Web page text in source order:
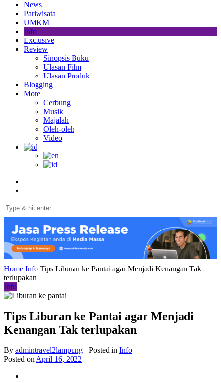
News
Pariwisata
UMKM
Info
Exclusive
Review
Sinopsis Buku
Ulasan Film
Ulasan Produk
Blogging
More
Cerbung
Musik
Majalah
Oleh-oleh
Video
Home Info Tips Liburan ke Pantai agar Menjadi Kenangan Tak
terlupakan
Info
Tips Liburan ke Pantai agar Menjadi
Kenangan Tak terlupakan
By admintravel2lampung Posted in Info
Posted onApril 16, 2022